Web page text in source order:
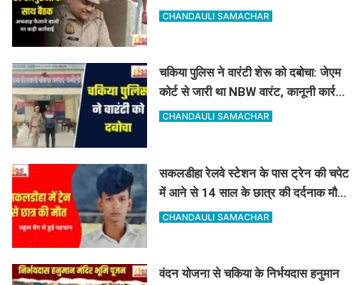
वालों को चेतावनी
CHANDAULI SAMACHAR
चकिया पुलिस ने वारंटी शेरू को दबोचा: जेएम
कोर्ट से जारी था NBW वारंट, कानूनी कार्रवाई
शुरू
CHANDAULI SAMACHAR
सकलडीहा रेलवे स्टेशन के पास ट्रेन की चपेट
में आने से 14 साल के छात्र की दर्दनाक मौत,
स्कूल बैग से हुई पहचान
CHANDAULI SAMACHAR
वंदन योजना से चकिया के निर्भयदास हनुमान